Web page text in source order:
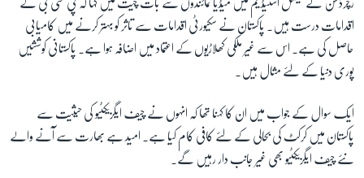
زبان
رچرڈسن نے نیشنل اسٹیڈیم میں میڈیا نمائندوں سے بات چیت میں کہا کہ پی سی بی کے
اقدامات درست ہیں۔ پاکستان نے سکیورٹی اقدامات سے تاثر کو بہتر کرنے میں کامیابی
حاصل کی ہے۔ اس سے غیر ملکی کھلاڑیوں کے اعتماد میں اضافہ ہوا ہے۔ پاکستانی کوششیں
پوری دنیا کے لئے مثال ہیں۔
ایک سوال کے جواب میں ان کا کہنا تھا کہ انہوں نے چیف ایگزیکٹیو کی حیثیت سے
پاکستان میں کرکٹ کی بحالی کے لئے کافی کام کیا ہے۔ امید ہے بھارت سے آنے والے
نئے چیف ایگزیکٹیو بھی غیر جانب دار رہیں گے۔